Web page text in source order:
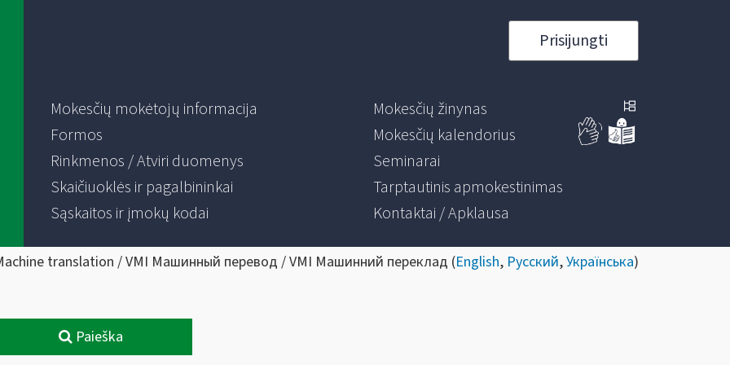
Prisijungti
Mokesčių mokėtojų informacija
Formos
Rinkmenos / Atviri duomenys
Skaičiuoklės ir pagalbininkai
Sąskaitos ir įmokų kodai
Mokesčių žinynas
Mokesčių kalendorius
Seminarai
Tarptautinis apmokestinimas
Kontaktai / Apklausa
translation / VMI Машинный перевод / VMI Машинний переклад (English, Русский,Українська)
Paieška